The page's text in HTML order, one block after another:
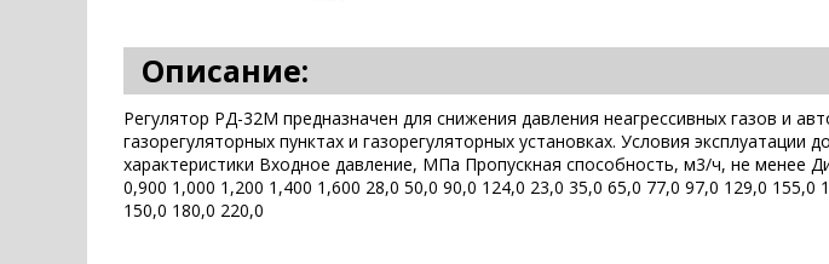
Описание:
Регулятор РД-32М предназначен для снижения давления неагрессивных газов и
газорегуляторных пунктах и газорегуляторных установках. Условия
характеристики Входное давление, МПа Пропускная способность, м3/ч, не менее
0,900 1,000 1,200 1,400 1,600 28,0 50,0 90,0 124,0 23,0 35,0 65,0 77,0 97,0 129,0
150,0 180,0 220,0